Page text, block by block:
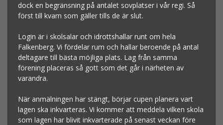
dock en begränsning på antalet sovplatser i vår regi. Så
först till kvarn som gäller tills de är slut.
Login är i skolsalar och idrottshallar runt om hela
Falkenberg. Vi fördelar rum och hallar beroende på antal
deltagare till bästa möjliga plats. Lag från samma
förening placeras så gott som det går i närheten av
varandra.
När anmälningen har stängt, börjar cupen planera vart
lagen ska inkvarteras. Vi kommer att meddela vilken skola
som lagen har blivit inkvarterade på senast veckan före